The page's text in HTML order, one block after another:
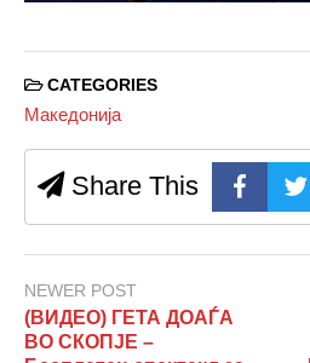
CATEGORIES
Македонија
Share This
NEWER POST
(ВИДЕО) ГЕТА ДОАЃА
ВО СКОПЈЕ –